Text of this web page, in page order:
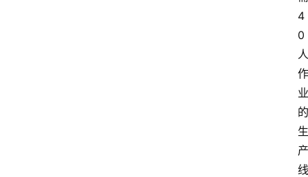
4
0
人
作
业
的
生
产
线